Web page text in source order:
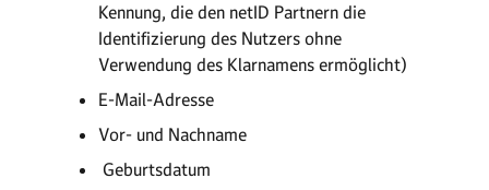
Kennung, die den netID Partnern die
Identifizierung des Nutzers ohne
Verwendung des Klarnamens ermöglicht)
E-Mail-Adresse
­Vor- und Nachname
­ Geburtsdatum